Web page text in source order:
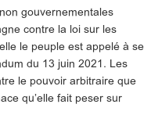
gouvernementales
contre la loi sur les
le peuple est appelé à se
du 13 juin 2021. Les
le pouvoir arbitraire que
qu’elle fait peser sur